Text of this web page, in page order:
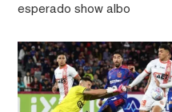
esperado show albo